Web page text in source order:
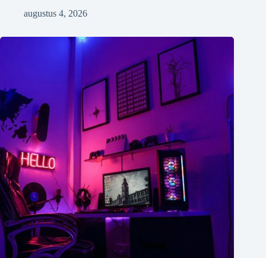
augustus 4, 2026